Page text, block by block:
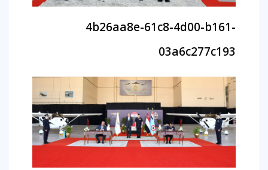
4b26aa8e-61c8-4d00-b161-
03a6c277c193